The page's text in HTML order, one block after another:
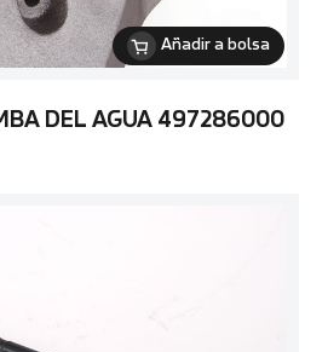
Añadir a bolsa
DEL AGUA 497286000